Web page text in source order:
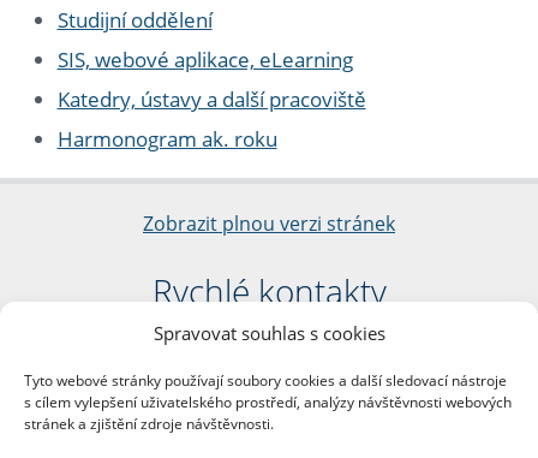
Spravovat souhlas s cookies
Tyto webové stránky používají soubory cookies a další sledovací nástroje
s cílem vylepšení uživatelského prostředí, analýzy návštěvnosti webových
stránek a zjištění zdroje návštěvnosti.
Studijní oddělení
SIS, webové aplikace, eLearning
Katedry, ústavy a další pracoviště
Harmonogram ak. roku
Zobrazit plnou verzi stránek
Rychlé kontakty
Filozofická fakulta
nám. Jana Palacha 1/2
116 38 Praha 1